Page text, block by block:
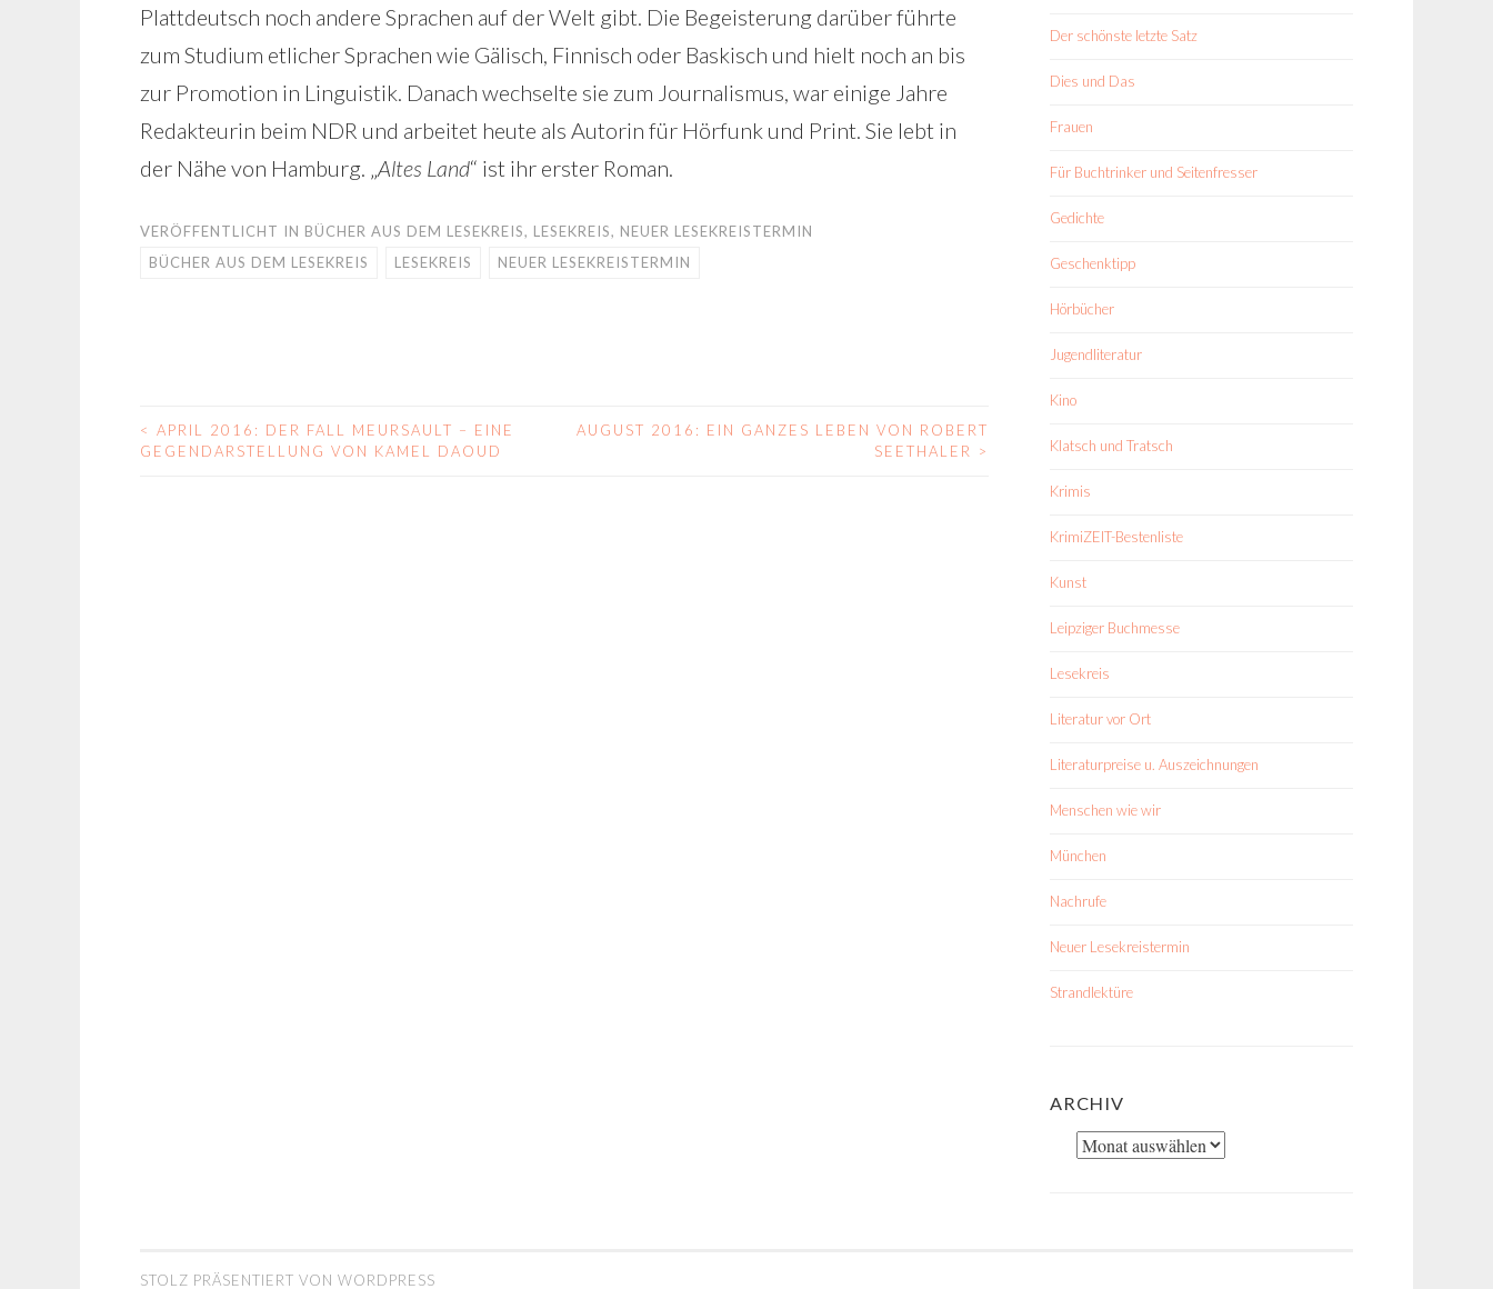
Plattdeutsch noch andere Sprachen auf der Welt gibt. Die Begeisterung darüber führte
zum Studium etlicher Sprachen wie Gälisch, Finnisch oder Baskisch und hielt noch an bis
zur Promotion in Linguistik. Danach wechselte sie zum Journalismus, war einige Jahre
Redakteurin beim NDR und arbeitet heute als Autorin für Hörfunk und Print. Sie lebt in
der Nähe von Hamburg. „Altes Land“ ist ihr erster Roman.
VERÖFFENTLICHT IN BÜCHER AUS DEM LESEKREIS, LESEKREIS, NEUER LESEKREISTERMIN
BÜCHER AUS DEM LESEKREIS
LESEKREIS NEUER LESEKREISTERMIN
BEITRAGS-
< APRIL 2016: DER FALL MEURSAULT – EINE
GEGENDARSTELLUNG VON KAMEL DAOUD
AUGUST 2016: EIN GANZES LEBEN VON ROBERT
SEETHALER >
Der schönste letzte Satz
Dies und Das
Frauen
Für Buchtrinker und Seitenfresser
Gedichte
Geschenktipp
Hörbücher
Jugendliteratur
Kino
Klatsch und Tratsch
Krimis
KrimiZEIT-Bestenliste
Kunst
Leipziger Buchmesse
Lesekreis
Literatur vor Ort
Literaturpreise u. Auszeichnungen
Menschen wie wir
München
Nachrufe
Neuer Lesekreistermin
Strandlektüre
ARCHIV
Archiv
STOLZ PRÄSENTIERT VON WORDPRESS